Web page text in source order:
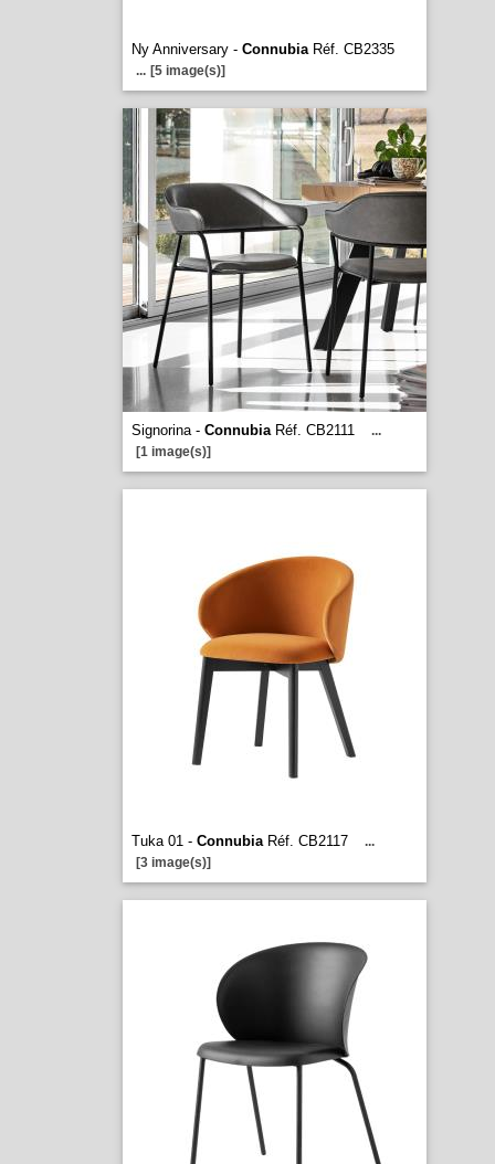
Ny Anniversary - ConnubiaRéf. CB2335
... [5 image(s)]
Signorina - ConnubiaRéf. CB2111
...
[1 image(s)]
Tuka 01 - ConnubiaRéf. CB2117
...
[3 image(s)]